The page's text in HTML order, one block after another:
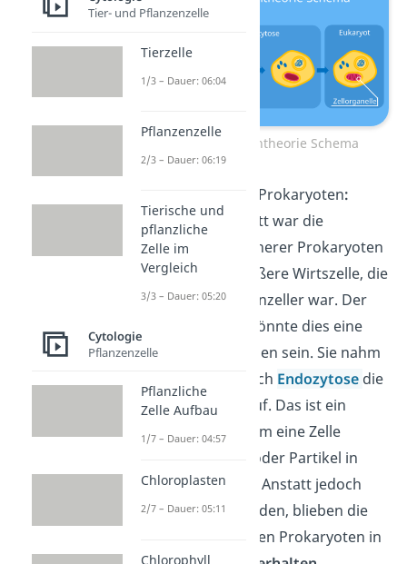
Endosymbiontentheorie Schema
Aufnahme der Prokaryoten:
Der erste Schritt war die
Aufnahme
kleinerer Prokaryoten
durch eine größere Wirtszelle, die
ebenfalls ein Einzeller war. Der
Theorie nach könnte dies eine
Archaee
gewesen sein. Sie nahm
vermutlich durch Endozytose die
Prokaryoten auf. Das ist ein
Prozess, bei dem eine Zelle
andere Zellen oder Partikel in
sich aufnimmt. Anstatt jedoch
verdaut zu werden, blieben die
aufgenommenen Prokaryoten in
Tier- und Pflanzenzelle
Tierzelle
1/3 – Dauer: 06:04
Pflanzenzelle
2/3 – Dauer: 06:19
Tierische und
pflanzliche
Zelle im
Vergleich
3/3 – Dauer: 05:20
Cytologie
Pflanzenzelle
Pflanzliche
Zelle Aufbau
1/7 – Dauer: 04:57
Chloroplasten
2/7 – Dauer: 05:11
Chlorophyll